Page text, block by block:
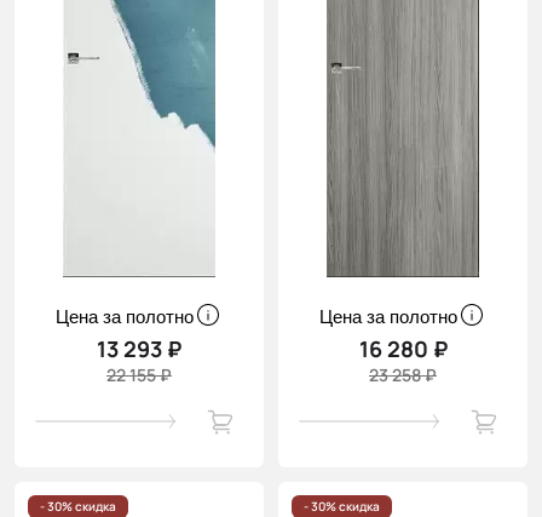
Цена за полотно
13 293 ₽
22 155 ₽
Цена за полотно
16 280 ₽
23 258 ₽
- 30% скидка - 30% скидка